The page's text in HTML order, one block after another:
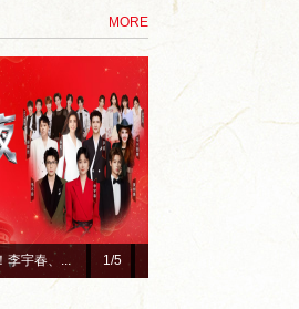
MORE
2/5
民善举...